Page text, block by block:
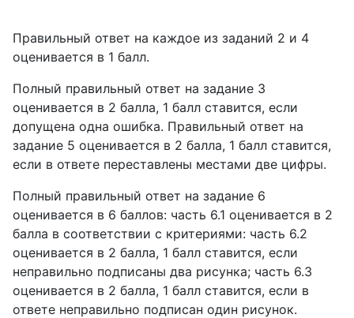
Правильный ответ на каждое из заданий 2 и 4
оценивается в 1 балл.
Полный правильный ответ на задание 3
оценивается в 2 балла, 1 балл ставится, если
допущена одна ошибка. Правильный ответ на
задание 5 оценивается в 2 балла, 1 балл ставится,
если в ответе переставлены местами две цифры.
Полный правильный ответ на задание 6
оценивается в 6 баллов: часть 6.1 оценивается в 2
балла в соответствии с критериями: часть 6.2
оценивается в 2 балла, 1 балл ставится, если
неправильно подписаны два рисунка; часть 6.3
оценивается в 2 балла, 1 балл ставится, если в
ответе неправильно подписан один рисунок.